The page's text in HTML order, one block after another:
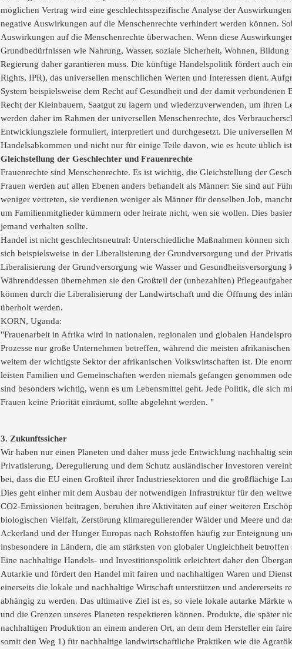
möglichen Vertrag wird eine geschlechtsspezifische Analyse der
negative Auswirkungen auf die Menschenrechte verhindert werden können.
Auswirkungen auf die Menschenrechte überwachen. Wenn diese
Grundbedürfnissen wie Nahrung, Wasser, soziale Sicherheit, Wohnen,
Regierung daher garantieren muss. Die künftige Handelspolitik fördert auch
Rights, IPR), das universellen menschlichen Werten und Interessen dient.
System beispielsweise dem Recht auf Gesundheit und der damit
Recht der Kleinbauern, Saatgut zu lagern und wiederzuverwenden, um ihren
werden daher im Rahmen der universellen Menschenrechte, des
Entwicklungsziele formuliert, interpretiert und durchgesetzt. Die universellen
Handelsabkommen und nicht nur für einige Teile davon, wie es heute üblich
Gleichstellung der Geschlechter und Frauenrechte
Frauenrechte sind Menschenrechte. Es ist wichtig, die Gleichstellung der
Frauen werden auf allen Ebenen anders behandelt als Männer: Sie sind auf
weniger vertreten, sie verdienen weniger als Männer für denselben Job,
um Familienmitglieder kümmern oder heirate nicht, wen sie wollen. Dies
jemand verhalten sollte.
Handel ist nicht geschlechtsneutral: Unterschiedliche Maßnahmen können
sich beispielsweise in der Liberalisierung der Grundversorgung und der
Liberalisierung der Grundversorgung wie Wasser und
Währenddessen übernehmen sie den Großteil der (unbezahlten)
können durch die Liberalisierung der Landwirtschaft und die Öffnung des
überholt werden.
KORN, Uganda:
"Frauenarbeit in Afrika wird in nationalen, regionalen und globalen
Prozesse nur große Unternehmen betreffen, während die meisten
weitem der wichtigste Sektor der afrikanischen Volkswirtschaften ist. Die
leisten Familien und Gemeinschaften werden niemals gefangen genommen
sind besonders wichtig, wenn es um Lebensmittel geht. Jede Politik, die sich
Frauen keine Priorität einräumt, sollte abgelehnt werden. "
3. Zukunftssicher
Wir haben nur einen Planeten und daher muss jede Entwicklung nachhaltig
Privatisierung, Deregulierung und dem Schutz ausländischer Investoren
bei, dass die EU einen Großteil ihrer Industriesektoren und die großflächige
Dies geht einher mit dem Ausbau der notwendigen Infrastruktur für den
CO2-Emissionen beitragen, beruhen ihre Aktivitäten auf einer weiteren
biologischen Vielfalt, Zerstörung klimaregulierender Wälder und Meere und
Ackerland und der Hunger Europas nach Rohstoffen häufig zur Enteignung
insbesondere in Ländern, die am stärksten von globaler Ungleichheit
Eine nachhaltige Handels- und Investitionspolitik erleichtert daher den
Autarkie und fördert den Handel mit fairen und nachhaltigen Waren und
einerseits die lokale und nachhaltige Wirtschaft unterstützen und
abhängig zu werden. Das ultimative Ziel ist es, so viele lokale autarke Märkte
und die Grenzen unseres Planeten respektieren können. Produkte, die später
nachhaltigen Produktion an einem anderen Ort, an dem dem Hersteller ein
somit den Weg 1) für nachhaltige landwirtschaftliche Praktiken wie die